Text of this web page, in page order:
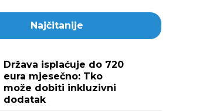
Najčitanije
Država isplaćuje do 720
eura mjesečno: Tko
može dobiti inkluzivni
dodatak